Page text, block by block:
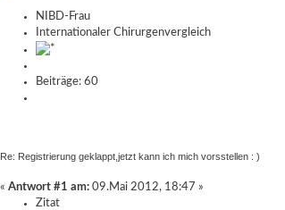
NIBD-Frau
Internationaler Chirurgenvergleich
Beiträge: 60
Re: Registrierung geklappt,jetzt kann ich mich vorsstellen : )
« Antwort #1 am: 09.Mai 2012, 18:47 »
Zitat